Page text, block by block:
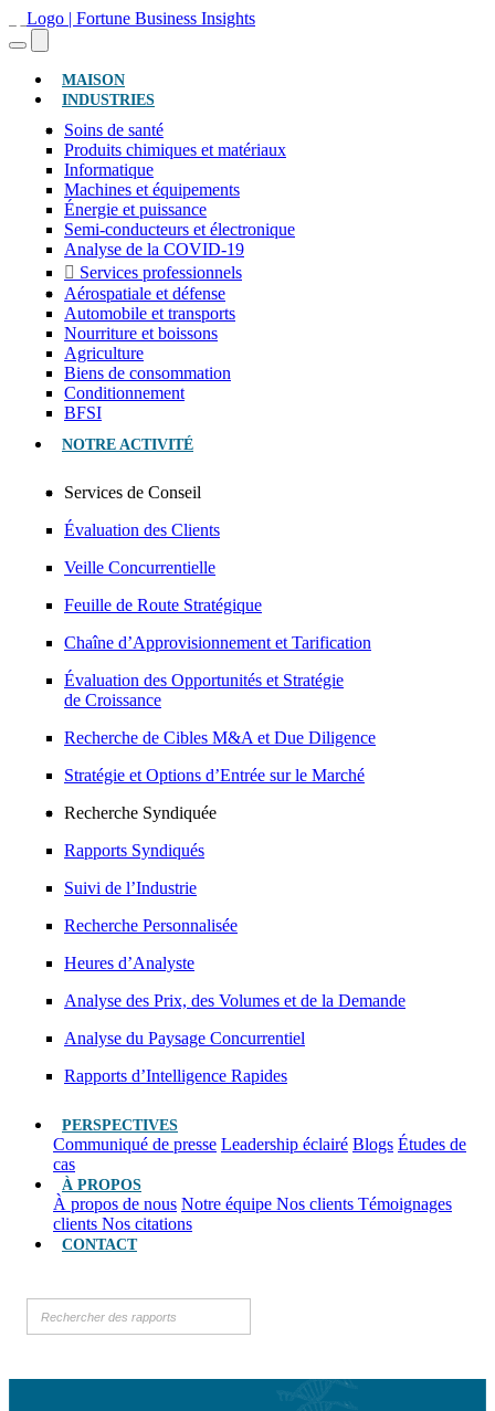
MAISON(ACTUEL)
INDUSTRIES
Soins de santé
Produits chimiques et matériaux
Informatique
Machines et équipements
Énergie et puissance
Semi-conducteurs et électronique
Analyse de la COVID-19
Services professionnels
Aérospatiale et défense
Automobile et transports
Nourriture et boissons
Agriculture
Biens de consommation
Conditionnement
BFSI
NOTRE ACTIVITÉ
Services de Conseil
Évaluation des Clients
Veille Concurrentielle
Feuille de Route Stratégique
Chaîne d’Approvisionnement et Tarification
Évaluation des Opportunités et Stratégie
de Croissance
Recherche de Cibles M&A et Due Diligence
Stratégie et Options d’Entrée sur le Marché
Recherche Syndiquée
Rapports Syndiqués
Suivi de l’Industrie
Recherche Personnalisée
Heures d’Analyste
Analyse des Prix, des Volumes et de la Demande
Analyse du Paysage Concurrentiel
Rapports d’Intelligence Rapides
PERSPECTIVES
Communiqué de presse Leadership éclairé Blogs Études de
cas
À PROPOS
À propos de nous Notre équipe Nos clients Témoignages
clients Nos citations
CONTACT